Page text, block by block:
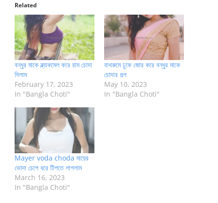
Related
বন্ধুর মাকে ব্ল্যাকমেল করে রাম চোদা
দিলাম
February 17, 2023
In "Bangla Choti"
বাথরুমে ঢুকে জোর করে বন্ধুর মাকে
চোদার গল্প
May 10, 2023
In "Bangla Choti"
Mayer voda choda মায়ের
ভোদা চেপে ধরে টিপতে লাগলাম
March 16, 2023
In "Bangla Choti"